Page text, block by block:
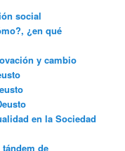
social
¿en qué
y cambio
en la Sociedad
de